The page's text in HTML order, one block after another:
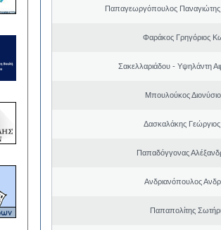
Παπαγεωργόπουλος Παναγιώτης
Φαράκος Γρηγόριος
Σακελλαριάδου - Υψηλάντη
Μπουλούκος
Δασκαλάκης
Παπαδόγγονας
Ανδριανόπουλος
Παπαπολίτης